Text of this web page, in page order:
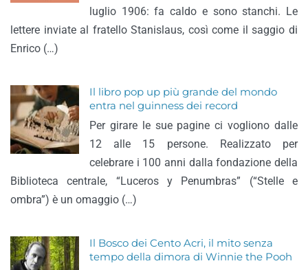
luglio 1906: fa caldo e sono stanchi. Le
lettere inviate al fratello Stanislaus, così come il saggio di
Enrico (…)
Il libro pop up più grande del mondo
entra nel guinness dei record
Per girare le sue pagine ci vogliono dalle
12 alle 15 persone. Realizzato per
celebrare i 100 anni dalla fondazione della
Biblioteca centrale, “Luceros y Penumbras” (“Stelle e
ombra”) è un omaggio (…)
Il Bosco dei Cento Acri, il mito senza
tempo della dimora di Winnie the Pooh